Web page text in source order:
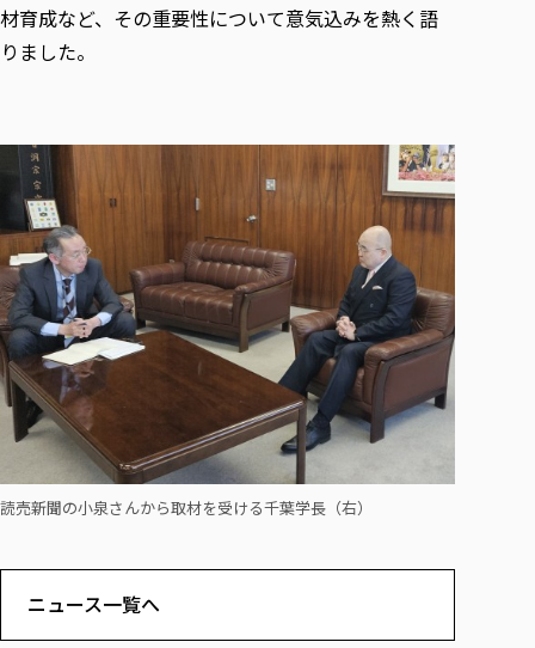
スポーツ傷害保険
材育成など、その重要性について意気込みを熱く語
りました。
読売新聞の小泉さんから取材を受ける千葉学長（右）
ニュース一覧へ